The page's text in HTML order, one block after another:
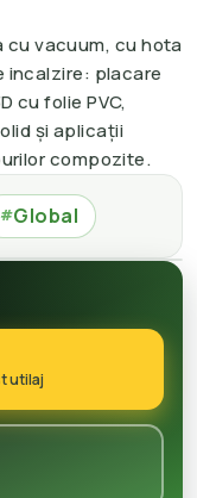
vacuum, cu hota
incalzire: placare
cu folie PVC,
și aplicații
compozite.
#Global
utilaj